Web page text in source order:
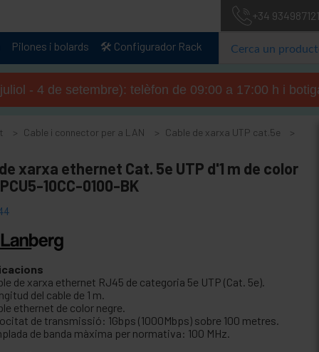
+34 934987121
Pilones i bolards 🛠️ Configurador Rack
- 4 de setembre): telèfon de 09:00 a 17:00 h i
Cable i connector per a LAN
Cable de xarxa UTP cat.5e
xarxa ethernet Cat. 5e UTP d'1 m de color
10CC-0100-BK
de xarxa ethernet RJ45 de categoria 5e UTP (Cat. 5e).
del cable de 1 m.
ethernet de color negre.
de transmissió: 1Gbps (1000Mbps) sobre 100 metres.
de banda màxima per normativa: 100 MHz.